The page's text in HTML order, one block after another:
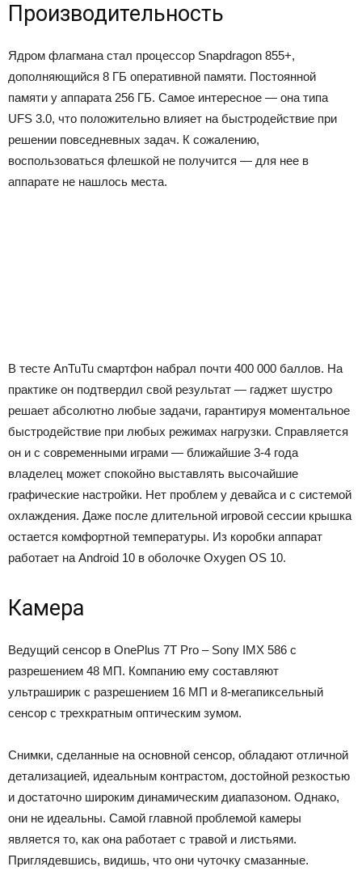
Производительность
Ядром флагмана стал процессор Snapdragon 855+,
дополняющийся 8 ГБ оперативной памяти. Постоянной
памяти у аппарата 256 ГБ. Самое интересное — она типа
UFS 3.0, что положительно влияет на быстродействие при
решении повседневных задач. К сожалению,
воспользоваться флешкой не получится — для нее в
аппарате не нашлось места.
В тесте AnTuTu смартфон набрал почти 400 000 баллов. На
практике он подтвердил свой результат — гаджет шустро
решает абсолютно любые задачи, гарантируя моментальное
быстродействие при любых режимах нагрузки. Справляется
он и с современными играми — ближайшие 3-4 года
владелец может спокойно выставлять высочайшие
графические настройки. Нет проблем у девайса и с системой
охлаждения. Даже после длительной игровой сессии крышка
остается комфортной температуры. Из коробки аппарат
работает на Android 10 в оболочке Oxygen OS 10.
Камера
Ведущий сенсор в OnePlus 7T Pro – Sony IMX 586 с
разрешением 48 МП. Компанию ему составляют
ультраширик с разрешением 16 МП и 8-мегапиксельный
сенсор с трехкратным оптическим зумом.
Снимки, сделанные на основной сенсор, обладают отличной
детализацией, идеальным контрастом, достойной резкостью
и достаточно широким динамическим диапазоном. Однако,
они не идеальны. Самой главной проблемой камеры
является то, как она работает с травой и листьями.
Приглядевшись, видишь, что они чуточку смазанные.